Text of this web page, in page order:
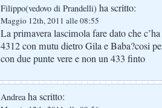
Filippo(vedovo di Prandelli) ha scritto:
Maggio 12th, 2011 alle 08:55
La primavera lascimola fare dato che
4312 con mutu dietro Gila e Baba?cosi
con due punte vere e non un 433 finto
Andreaha scritto: